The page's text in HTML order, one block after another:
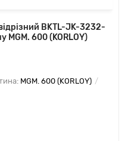
BKTL-JK-3232-
MGM. 600 (KORLOY)
MGM. 600 (KORLOY)